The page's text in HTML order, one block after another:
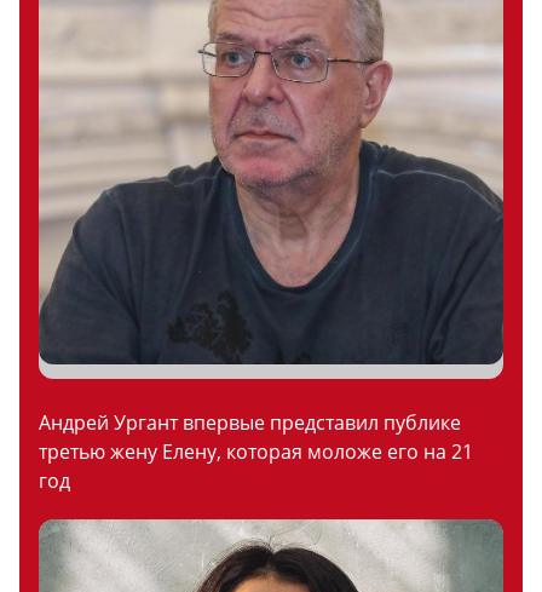
Андрей Ургант впервые представил публике
третью жену Елену, которая моложе его на 21
год